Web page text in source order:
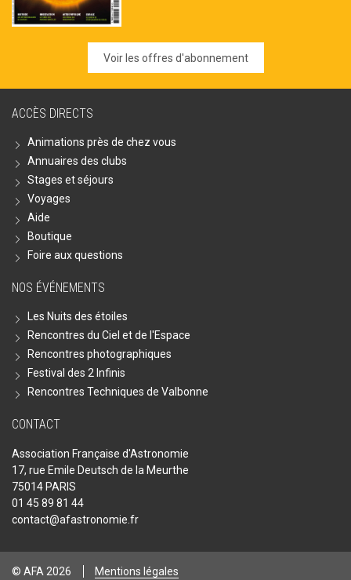
Voir les offres d'abonnement
ACCÈS DIRECTS
Animations près de chez vous
Annuaires des clubs
Stages et séjours
Voyages
Aide
Boutique
Foire aux questions
NOS ÉVÉNEMENTS
Les Nuits des étoiles
Rencontres du Ciel et de l'Espace
Rencontres photographiques
Festival des 2 Infinis
Rencontres Techniques de Valbonne
CONTACT
Association Française d'Astronomie
17, rue Emile Deutsch de la Meurthe
75014 PARIS
01 45 89 81 44
contact@afastronomie.fr
© AFA 2026 Mentions légales